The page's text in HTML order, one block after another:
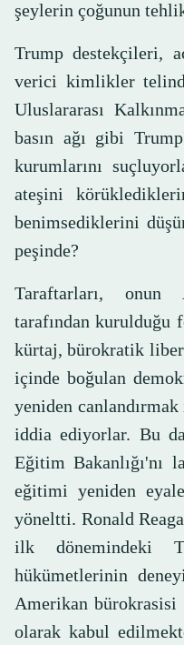
şeylerin çoğunun
Trump destekçileri,
verici kimlikler
Uluslararası
basın ağı gibi
kurumlarını
ateşini
benimsediklerini
peşinde?
Taraftarları,
tarafından kurulduğu
kürtaj, bürokratik
içinde boğulan
yeniden
iddia ediyorlar. Bu
Eğitim Bakanlığı'nı
eğitimi yeniden
yöneltti. Ronald
ilk dönemindeki
hükümetlerinin
Amerikan bürokrasisi
olarak kabul